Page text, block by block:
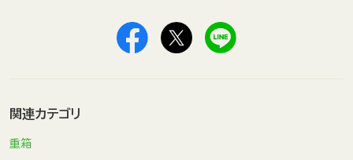
関連カテゴリ
重箱